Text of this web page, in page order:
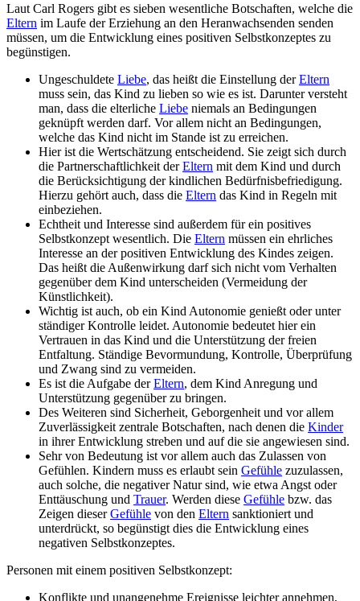
Laut Carl Rogers gibt es sieben wesentliche Botschaften, welche die
Eltern im Laufe der Erziehung an den Heranwachsenden senden
müssen, um die Entwicklung eines positiven Selbstkonzeptes zu
begünstigen.
Ungeschuldete Liebe, das heißt die Einstellung derEltern
muss sein, das Kind zu lieben so wie es ist. Darunter versteht
man, dass die elterliche Liebe niemals an Bedingungen
geknüpft werden darf. Vor allem nicht an Bedingungen,
welche das Kind nicht im Stande ist zu erreichen.
Hier ist die Wertschätzung entscheidend. Sie zeigt sich durch
die Partnerschaftlichkeit derEltern mit dem Kind und durch
die Berücksichtigung der kindlichen Bedürfnisbefriedigung.
Hierzu gehört auch, dass die Eltern das Kind in Regeln mit
einbeziehen.
Echtheit und Interesse sind außerdem für ein positives
Selbstkonzept wesentlich. Die Eltern müssen ein ehrliches
Interesse an der positiven Entwicklung des Kindes zeigen.
Das heißt die Außenwirkung darf sich nicht vom Verhalten
gegenüber dem Kind unterscheiden (Vermeidung der
Künstlichkeit).
Wichtig ist auch, ob ein Kind Autonomie genießt oder unter
ständiger Kontrolle leidet. Autonomie bedeutet hier ein
Vertrauen in das Kind und die Unterstützung der freien
Entfaltung. Ständige Bevormundung, Kontrolle, Überprüfung
und Zwang sind zu vermeiden.
Es ist die Aufgabe derEltern, dem Kind Anregung und
Unterstützung gegenüber zu bringen.
Des Weiteren sind Sicherheit, Geborgenheit und vor allem
Zuverlässigkeit zentrale Botschaften, nach denen die Kinder
in ihrer Entwicklung streben und auf die sie angewiesen sind.
Sehr von Bedeutung ist vor allem auch das Zulassen von
Gefühlen. Kindern muss es erlaubt sein Gefühle zuzulassen,
auch solche, die negativer Natur sind, wie etwa Angst oder
Enttäuschung und Trauer. Werden diese Gefühle bzw. das
Zeigen dieserGefühle von den Eltern sanktioniert und
unterdrückt, so begünstigt dies die Entwicklung eines
negativen Selbstkonzeptes.
Personen mit einem positiven Selbstkonzept:
Konflikte und unangenehme Ereignisse leichter annehmen,